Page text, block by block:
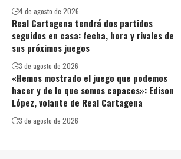
4 de agosto de 2026
Real Cartagena tendrá dos partidos
seguidos en casa: fecha, hora y rivales de
sus próximos juegos
3 de agosto de 2026
«Hemos mostrado el juego que podemos
hacer y de lo que somos capaces»: Edison
López, volante de Real Cartagena
3 de agosto de 2026